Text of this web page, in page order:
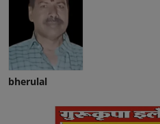
bherulal